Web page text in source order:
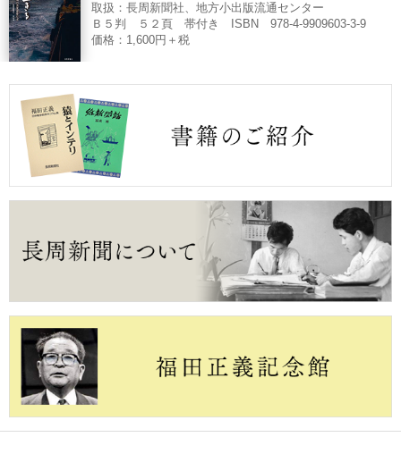
取扱：長周新聞社、地方小出版流通センター
Ｂ５判 ５２頁 帯付き ISBN 978-4-9909603-3-9
価格：1,600円＋税